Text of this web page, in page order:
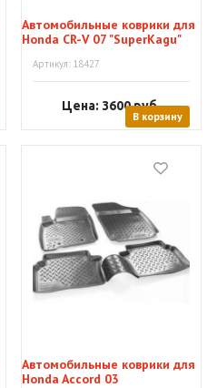
Автомобильные коврики для
Honda CR-V 07 "SuperKagu"
Артикул: 18427
Цена: 3600руб.
В корзину
Автомобильные коврики для
Honda Accord 03